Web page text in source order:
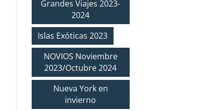
Grandes Viajes 2023-
2024
Islas Exóticas 2023
NOVIOS Noviembre
2023/Octubre 2024
Nueva York en
invierno